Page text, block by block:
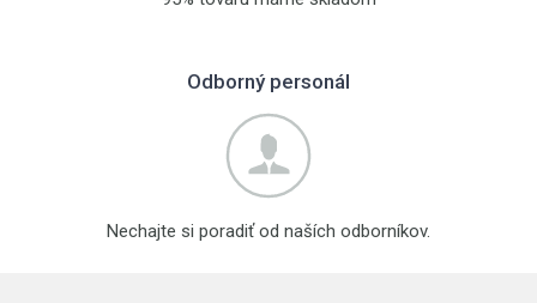
Odborný personál
Nechajte si poradiť od naších odborníkov.